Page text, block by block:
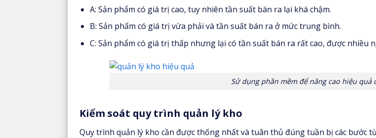
A: Sản phẩm có giá trị cao, tuy nhiên tần suất bán ra lại khá chậm.
B: Sản phẩm có giá trị vừa phải và tần suất bán ra ở mức trung bình.
C: Sản phẩm có giá trị thấp nhưng lại có tần suất bán ra rất cao, được nhiều
Sử dụng phần mềm để nâng cao hiệu quả
Kiểm soát quy trình quản lý kho
Quy trình quản lý kho cần được thống nhất và tuân thủ đúng tuần bị các bước